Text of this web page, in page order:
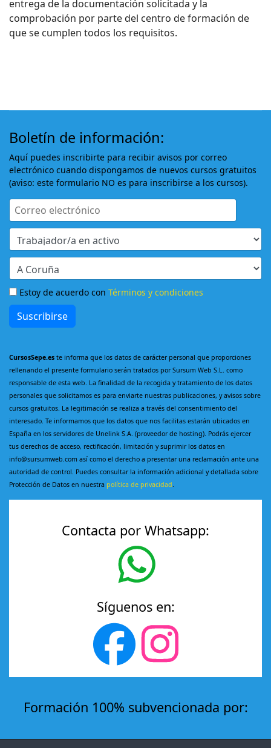
entrega de la documentación solicitada y la
comprobación por parte del centro de formación de
que se cumplen todos los requisitos.
Boletín de información:
Aquí puedes inscribirte para recibir avisos por correo
electrónico cuando dispongamos de nuevos cursos gratuitos
(aviso: este formulario NO es para inscribirse a los cursos).
Estoy de acuerdo con Términos y condiciones
Suscribirse
CursosSepe.es te informa que los datos de carácter personal que proporciones
rellenando el presente formulario serán tratados por Sursum Web S.L. como
responsable de esta web. La finalidad de la recogida y tratamiento de los datos
personales que solicitamos es para enviarte nuestras publicaciones, y avisos sobre
cursos gratuitos. La legitimación se realiza a través del consentimiento del
interesado. Te informamos que los datos que nos facilitas estarán ubicados en
España en los servidores de Unelink S.A. (proveedor de hosting). Podrás ejercer
tus derechos de acceso, rectificación, limitación y suprimir los datos en
info@sursumweb.com así como el derecho a presentar una reclamación ante una
autoridad de control. Puedes consultar la información adicional y detallada sobre
Protección de Datos en nuestra política de privacidad.
Contacta por Whatsapp:
Síguenos en:
Formación 100% subvencionada por: